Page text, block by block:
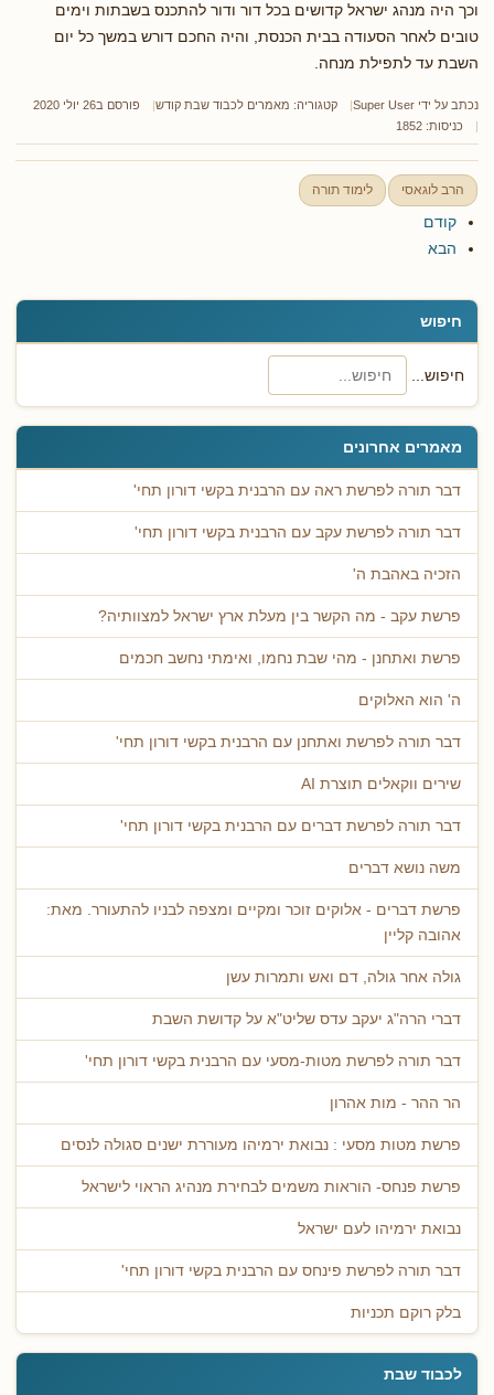
חיפוש
חיפוש...
מאמרים אחרונים
דבר תורה לפרשת ראה עם הרבנית בקשי דורון תחי'
דבר תורה לפרשת עקב עם הרבנית בקשי דורון תחי'
הזכיה באהבת ה'
פרשת עקב - מה הקשר בין מעלת ארץ ישראל למצוותיה?
פרשת ואתחנן - מהי שבת נחמו, ואימתי נחשב חכמים
ה' הוא האלוקים
דבר תורה לפרשת ואתחנן עם הרבנית בקשי דורון תחי'
שירים ווקאלים תוצרת AI
דבר תורה לפרשת דברים עם הרבנית בקשי דורון תחי'
משה נושא דברים
פרשת דברים - אלוקים זוכר ומקיים ומצפה לבניו להתעורר. מאת:
אהובה קליין
גולה אחר גולה, דם ואש ותמרות עשן
דברי הרה"ג יעקב עדס שליט"א על קדושת השבת
דבר תורה לפרשת מטות-מסעי עם הרבנית בקשי דורון תחי'
הר ההר - מות אהרון
פרשת מטות מסעי : נבואת ירמיהו מעוררת ישנים סגולה לנסים
פרשת פנחס- הוראות משמים לבחירת מנהיג הראוי לישראל
נבואת ירמיהו לעם ישראל
דבר תורה לפרשת פינחס עם הרבנית בקשי דורון תחי'
בלק רוקם תכניות
לכבוד שבת
וכך היה מנהג ישראל קדושים בכל דור ודור להתכנס בשבתות וימים
טובים לאחר הסעודה בבית הכנסת, והיה החכם דורש במשך כל יום
השבת עד לתפילת מנחה.
נכתב על ידי Super User קטגוריה: מאמרים לכבוד שבת קודש
פורסם ב26 יולי 2020
כניסות: 1852
הרב לוגאסי לימוד תורה
קודם
הבא